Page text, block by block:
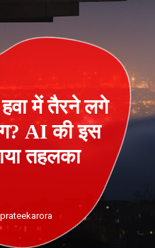
हवा में तैरने लगे
AI की इस
तहलका